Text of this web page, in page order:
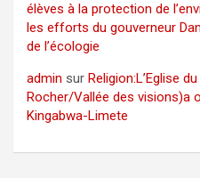
élèves à la protection de
les efforts du gouverneur
de l’écologie
admin sur Religion:L’Eglise
Rocher/Vallée des visions)a
Kingabwa-Limete